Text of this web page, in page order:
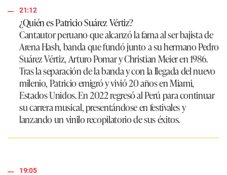
21:12
¿Quién es Patricio Suárez Vértiz?
Cantautor peruano que alcanzó la fama al ser bajista de
Arena Hash, banda que fundó junto a su hermano Pedro
Suárez Vértiz, Arturo Pomar y Christian Meier en 1986.
Tras la separación de la banda y con la llegada del nuevo
milenio, Patricio emigró y vivió 20 años en Miami,
Estados Unidos. En 2022 regresó al Perú para continuar
su carrera musical, presentándose en festivales y
lanzando un vinilo recopilatorio de sus éxitos.
19:05